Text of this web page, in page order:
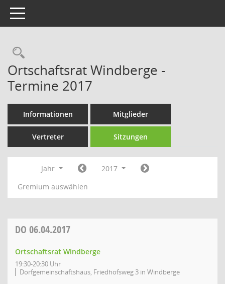
Toggle navigation
Rechercheauswahl
Ortschaftsrat Windberge -
Termine 2017
Informationen Mitglieder
Vertreter Sitzungen
Jahr
2017
Gremium auswählen
DO 06.04.2017
Ortschaftsrat Windberge
19:30-20:30 Uhr
Dorfgemeinschaftshaus, Friedhofsweg 3 in Windberge